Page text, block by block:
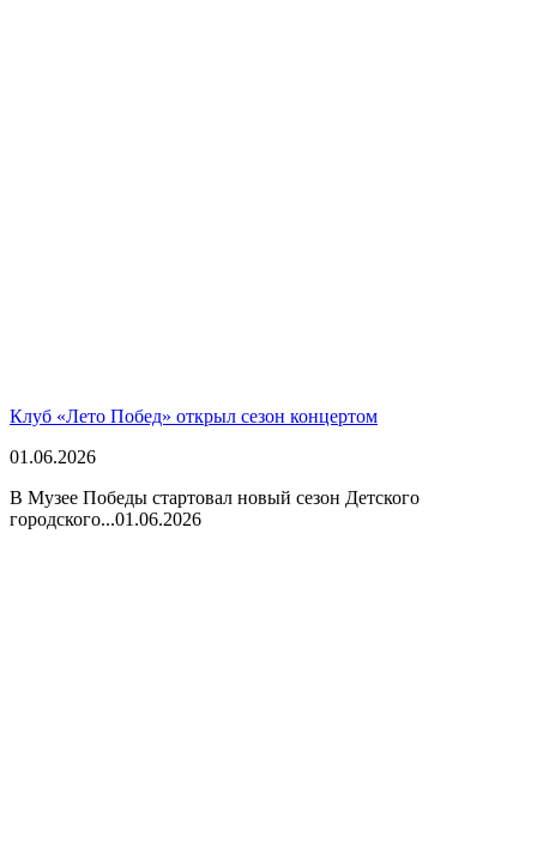
Клуб «Лето Побед» открыл сезон концертом
01.06.2026
В Музее Победы стартовал новый сезон Детского
городского...01.06.2026